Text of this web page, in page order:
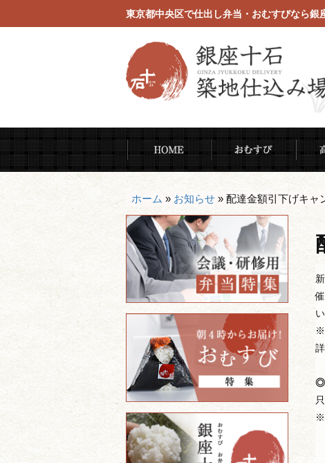
東京都中央区で仕出し弁当・おむすびなら銀
ン
テ
HOME おむ
ホーム » お知らせ » 配達金額引下げキャ
※
◎
※